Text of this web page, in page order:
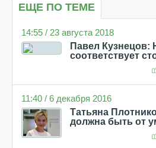
ЕЩЕ ПО ТЕМЕ
14:55 / 23 августа 2018
Павел Кузнецов:
соответствует
11:40 / 6 декабря 2016
Татьяна
должна быть от